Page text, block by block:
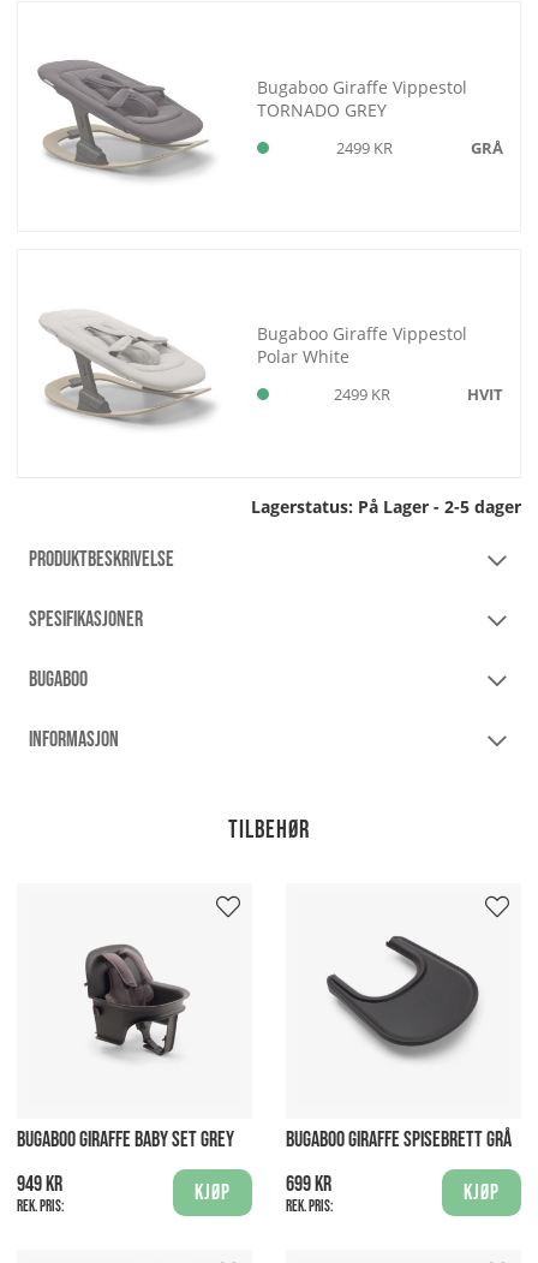
Bugaboo Giraffe Vippestol
TORNADO GREY
2499 KR GRÅ
Bugaboo Giraffe Vippestol
Polar White
2499 KR HVIT
Lagerstatus: På Lager - 2-5 dager
PRODUKTBESKRIVELSE
SPESIFIKASJONER
BUGABOO
INFORMASJON
Tilbehør
BUGABOO GIRAFFE BABY SET GREY
949 kr
Rek. pris:
Kjøp
BUGABOO GIRAFFE SPISEBRETT GRÅ
699 kr
Rek. pris:
Kjøp